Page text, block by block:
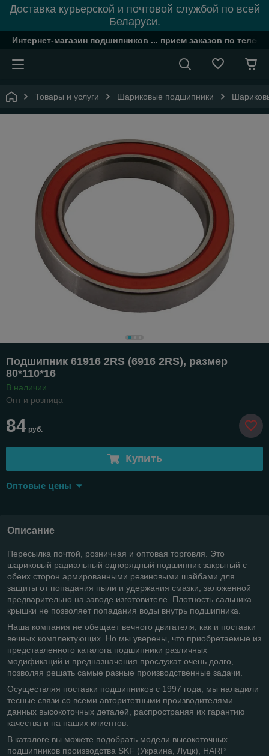
Доставка курьерской и почтовой службой по всей
Беларуси.
Интернет-магазин подшипников ... прием заказов по
Товары и услуги Шариковые подшипники
Подшипник 61916 2RS (6916 2RS), размер
80*110*16
В наличии
Опт и розница
84 руб.
Купить
Оптовые цены
Описание
Пересылка почтой, розничная и оптовая торговля. Это
шариковый радиальный однорядный подшипник закрытый с
обеих сторон армированными резиновыми шайбами для
защиты от попадания пыли и удержания смазки, заложенной
предварительно на заводе изготовителе. Плотность сальника
крышки не позволяет попадания воды внутрь подшипника.
Наша компания не обещает вечного двигателя, как и поставки
вечных комплектующих. Но мы уверены, что приобретаемые из
представленного каталога подшипники различных
модификаций и предназначения прослужат очень долго,
позволяя решать самые разные производственные задачи.
Осуществляя поставки подшипников с 1997 года, мы наладили
тесные связи со всеми авторитетными производителями
данных высокоточных деталей, распространяя их гарантию
качества и на наших клиентов.
В каталоге вы можете подобрать модели высокоточных
подшипников производства SKF (Украина, Луцк), HARP